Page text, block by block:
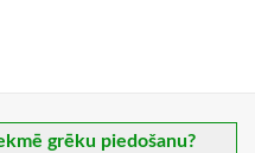
grēku piedošanu?